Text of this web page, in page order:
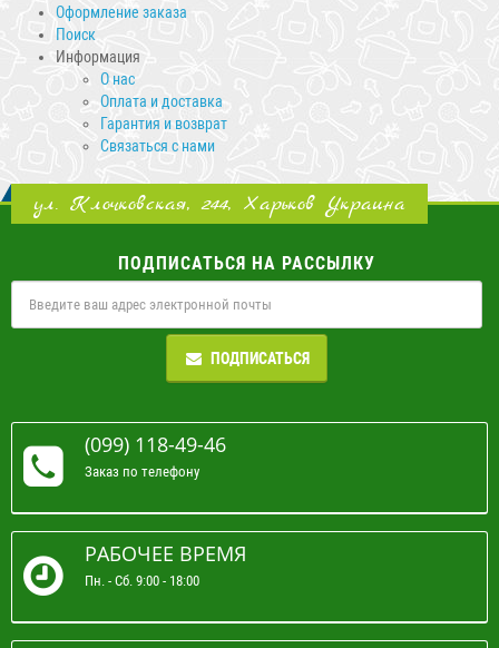
Оформление заказа
Поиск
Информация
О нас
Оплата и доставка
Гарантия и возврат
Связаться с нами
ул. Клочковская, 244, Харьков Украина
ПОДПИСАТЬСЯ НА РАССЫЛКУ
ПОДПИСАТЬСЯ
(099) 118-49-46
Заказ по телефону
РАБОЧЕЕ ВРЕМЯ
Пн. - Сб. 9:00 - 18:00